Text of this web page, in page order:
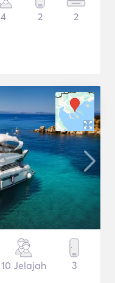
4 2 2
10 Jelajah 3